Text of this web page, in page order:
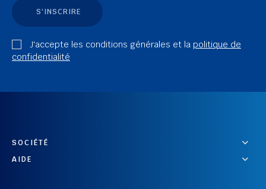
S'INSCRIRE
J'accepte les conditions générales et la politique de
confidentialité
SOCIÉTÉ
AIDE